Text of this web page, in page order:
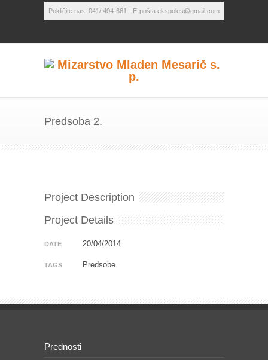
Pokličite nas: 041/ 404-661 - E-pošta ekspoles@gmail.com
Predsoba 2.
Project Description
Project Details
DATE 20/04/2014
TAGS Predsobe
Prednosti